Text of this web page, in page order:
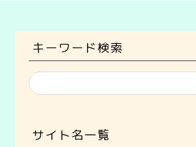
キーワード検索
サイト名一覧